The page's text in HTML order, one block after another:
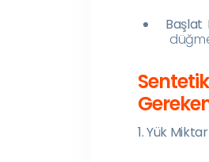
Başlat
1. Yük